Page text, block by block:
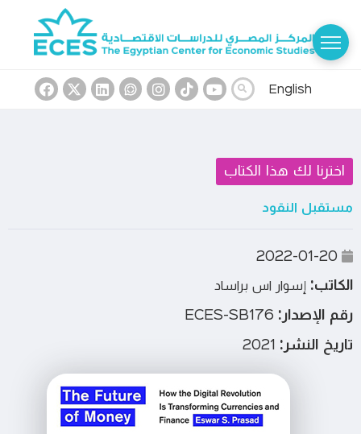
English
اخترنا لك هذا الكتاب
مستقبل النقود
الكاتب: إسوار اس براساد
رقم الإصدار:
تاريخ النشر: